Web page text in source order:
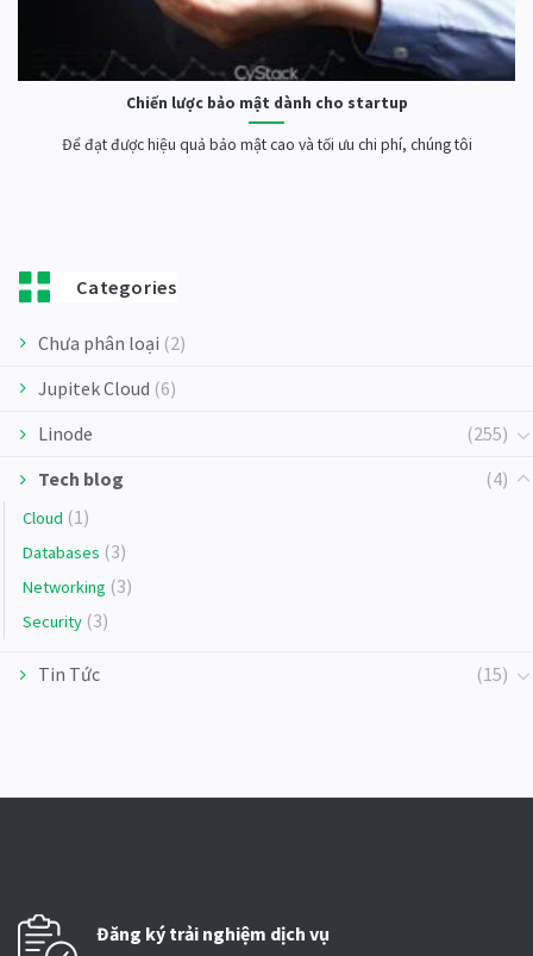
Categories
Chưa phân loại (2)
Jupitek Cloud (6)
Linode
(255)
Tech blog
(4)
Cloud (1)
Databases (3)
Networking (3)
Security (3)
Tin Tức (15)
Chiến lược bảo mật dành cho startup
Để đạt được hiệu quả bảo mật cao và tối ưu chi phí, chúng tôi
Đăng ký trải nghiệm dịch vụ